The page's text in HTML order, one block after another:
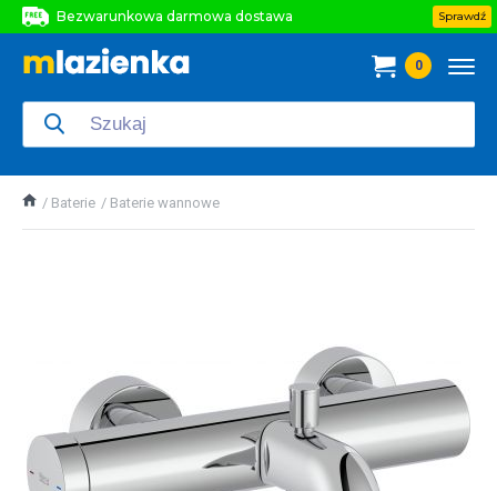
Bezwarunkowa darmowa dostawa
Bezwarunkowa darmowa dostawa
Sprawdź
0
Baterie Baterie wannowe